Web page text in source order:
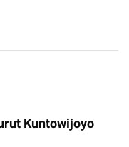
Kuntowijoyo